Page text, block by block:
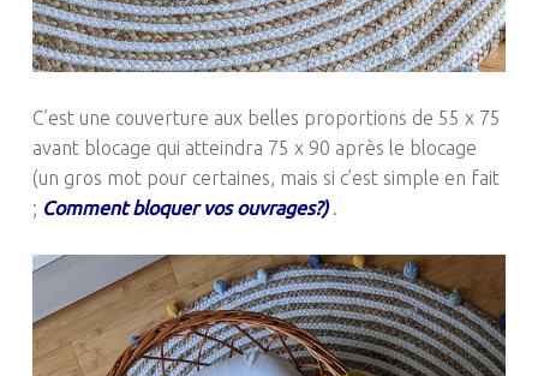
C’est une couverture aux belles proportions de 55 x 75
avant blocage qui atteindra 75 x 90 après le blocage
(un gros mot pour certaines, mais si c’est simple en fait
; Comment bloquer vos ouvrages?) .